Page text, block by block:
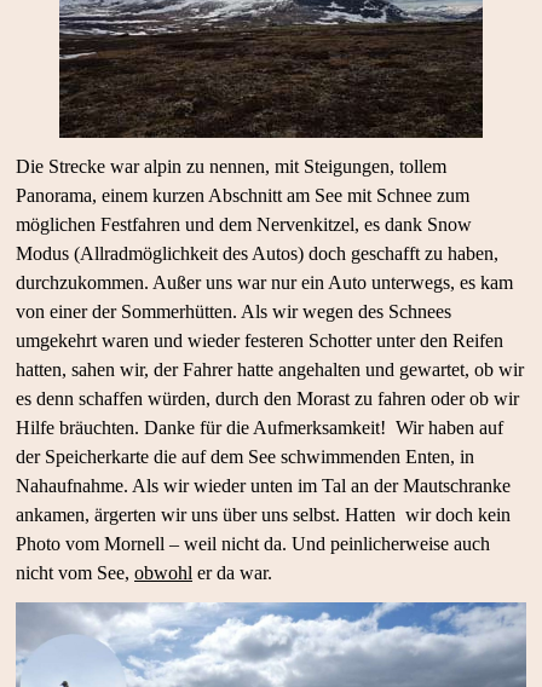
Die Strecke war alpin zu nennen, mit Steigungen, tollem
Panorama, einem kurzen Abschnitt am See mit Schnee zum
möglichen Festfahren und dem Nervenkitzel, es dank Snow
Modus (Allradmöglichkeit des Autos) doch geschafft zu haben,
durchzukommen. Außer uns war nur ein Auto unterwegs, es kam
von einer der Sommerhütten. Als wir wegen des Schnees
umgekehrt waren und wieder festeren Schotter unter den Reifen
hatten, sahen wir, der Fahrer hatte angehalten und gewartet, ob wir
es denn schaffen würden, durch den Morast zu fahren oder ob wir
Hilfe bräuchten. Danke für die Aufmerksamkeit! Wir haben auf
der Speicherkarte die auf dem See schwimmenden Enten, in
Nahaufnahme. Als wir wieder unten im Tal an der Mautschranke
ankamen, ärgerten wir uns über uns selbst. Hatten wir doch kein
Photo vom Mornell – weil nicht da. Und peinlicherweise auch
nicht vom See, obwohl er da war.